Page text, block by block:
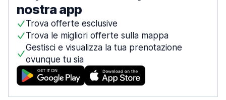
nostra app
Trova offerte esclusive
Trova le migliori offerte sulla mappa
Gestisci e visualizza la tua prenotazione
ovunque tu sia